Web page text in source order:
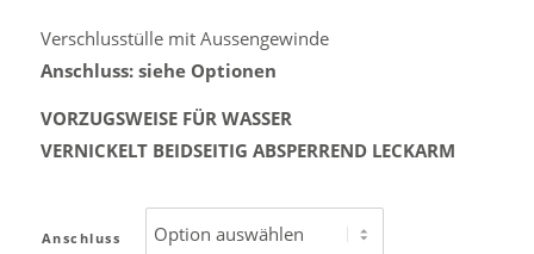
Verschlusstülle mit Aussengewinde
Anschluss: siehe Optionen
VORZUGSWEISE FÜR WASSER
VERNICKELT BEIDSEITIG ABSPERREND LECKARM
Anschluss